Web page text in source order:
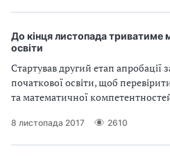
До кінця листопада триватиме
освіти
Стартував другий етап апробації
початкової освіти, щоб
та математичної
8 листопада 2017 2610